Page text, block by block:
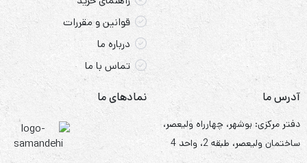
بیشترین مصرف باتری 4 ولت 1600 میلی آمپر
در چراغ شارژی
کاربرد دارد. چون قابل شارژ میباشد در دسته باتری شارژی هم قرار
میگیرد.
با پیشرفت تکنولوژی و علم الکترونیک و دیجیتال کاربرد باتریها
بسیار زیاد شده است ، امروزه در اکثر دستگاههای الکترونیکی
قوانین و مقررات
درباره ما
تماس با ما
آدرس ما
دفتر مرکزی: بوشهر، چهارراه ولیعصر،
ساختمان ولیعصر، طبقه 2، واحد 4
نمادهای ما